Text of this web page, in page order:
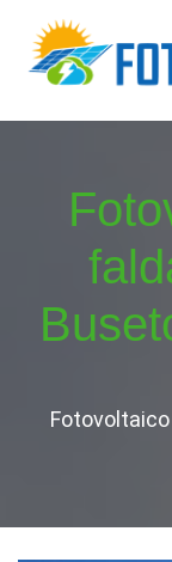
content
Impianto a